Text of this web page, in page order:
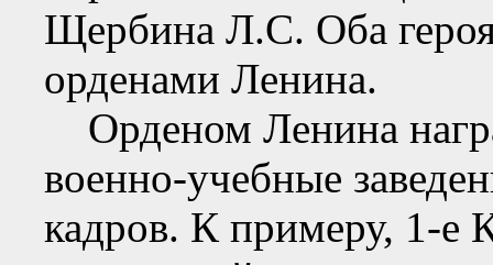
Щербина Л.С. Оба
орденами Ленина.
Орденом Ленина
военно-учебные
кадров. К примеру, 1-е